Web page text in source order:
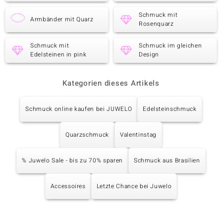
Armbänder mit Quarz
Schmuck mit
Rosenquarz
Schmuck mit
Edelsteinen in pink
Schmuck im gleichen
Design
Kategorien dieses Artikels
Schmuck online kaufen bei JUWELO Edelsteinschmuck
Quarzschmuck Valentinstag
% Juwelo Sale - bis zu 70% sparen Schmuck aus Brasilien
Accessoires Letzte Chance bei Juwelo